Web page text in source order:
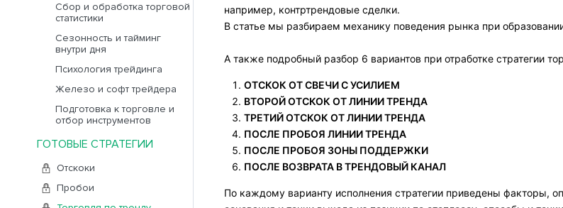
Сбор и обработка торговой
статистики
Сезонность и тайминг
внутри дня
Психология трейдинга
Железо и софт трейдера
Подготовка к торговле и
отбор инструментов
ГОТОВЫЕ СТРАТЕГИИ
Отскоки
Пробои
например, контртрендовые сделки.
В статье мы разбираем механику поведения рынка при
А также подробный разбор 6 вариантов при отработке стратегии
ОТСКОК ОТ СВЕЧИ С УСИЛИЕМ
ВТОРОЙ ОТСКОК ОТ ЛИНИИ ТРЕНДА
ТРЕТИЙ ОТСКОК ОТ ЛИНИИ ТРЕНДА
ПОСЛЕ ПРОБОЯ ЛИНИИ ТРЕНДА
ПОСЛЕ ПРОБОЯ ЗОНЫ ПОДДЕРЖКИ
ПОСЛЕ ВОЗВРАТА В ТРЕНДОВЫЙ КАНАЛ
По каждому варианту исполнения стратегии приведены факторы,